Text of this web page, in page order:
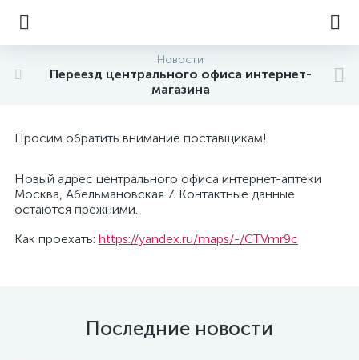
Новости
Переезд центрального офиса интернет-
магазина
Просим обратить внимание поставщикам!
Новый адрес центрального офиса интернет-аптеки
Москва, Абельмановская 7. Контактные данные
остаются прежними.
Как проехать: https://yandex.ru/maps/-/CTVmr9c
Последние новости